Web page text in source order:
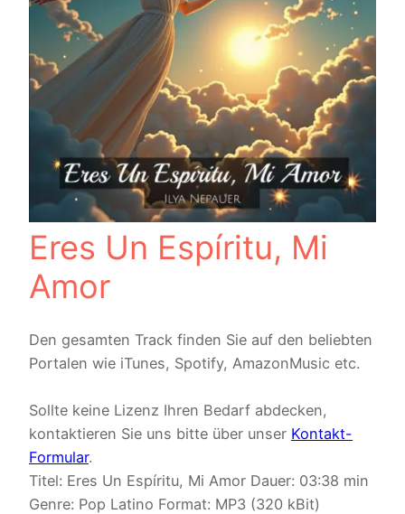
Eres Un Espíritu, Mi
Amor
Den gesamten Track finden Sie auf den beliebten
Portalen wie iTunes, Spotify, AmazonMusic etc.
Sollte keine Lizenz Ihren Bedarf abdecken,
kontaktieren Sie uns bitte über unser Kontakt-
Formular.
Titel: Eres Un Espíritu, Mi Amor Dauer: 03:38 min
Genre: Pop Latino Format: MP3 (320 kBit)